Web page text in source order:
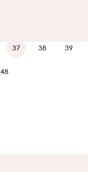
37 38 39
48